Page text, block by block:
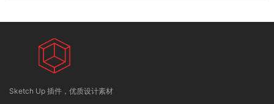
Sketch Up 插件，优质设计素材